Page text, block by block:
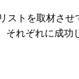
ストを取材させ
それぞれに成功